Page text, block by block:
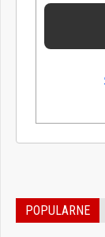
POPULARNE
wiedzę